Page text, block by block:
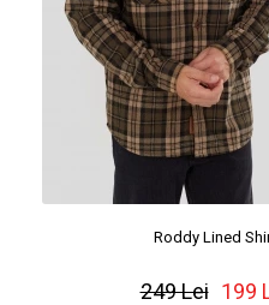
Roddy Lined
249 Lei 199